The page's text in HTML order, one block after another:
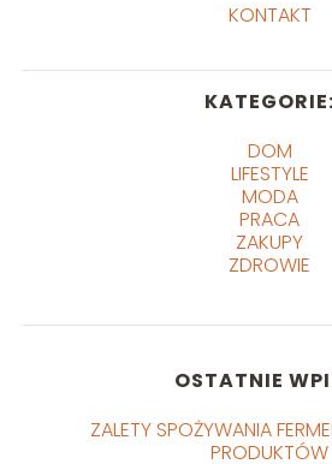
KONTAKT
KATEGORIE:
DOM
LIFESTYLE
MODA
PRACA
ZAKUPY
ZDROWIE
OSTATNIE
ZALETY SPOŻYWANIA
PRODUKTÓW